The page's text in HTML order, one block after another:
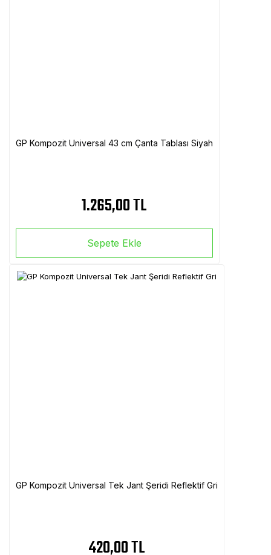
GP Kompozit Universal 43 cm Çanta Tablası Siyah
1.265,00 TL
Sepete Ekle
GP Kompozit Universal Tek Jant Şeridi Reflektif Gri
420,00 TL